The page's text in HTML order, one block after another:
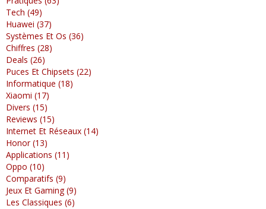
Tech (49)
Huawei (37)
Systèmes Et Os (36)
Chiffres (28)
Deals (26)
Puces Et Chipsets (22)
Informatique (18)
Xiaomi (17)
Divers (15)
Reviews (15)
Internet Et Réseaux (14)
Honor (13)
Applications (11)
Oppo (10)
Comparatifs (9)
Jeux Et Gaming (9)
Les Classiques (6)